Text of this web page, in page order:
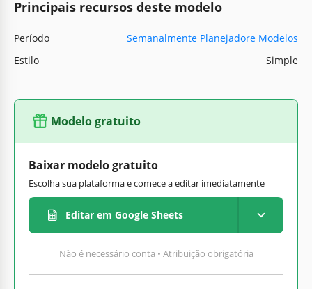
Principais recursos deste modelo
Período
Semanalmente Planejadore Modelos
Estilo
Simple
Modelo gratuito
Baixar modelo gratuito
Escolha sua plataforma e comece a editar imediatamente
Editar em Google Sheets
Não é necessário conta • Atribuição obrigatória